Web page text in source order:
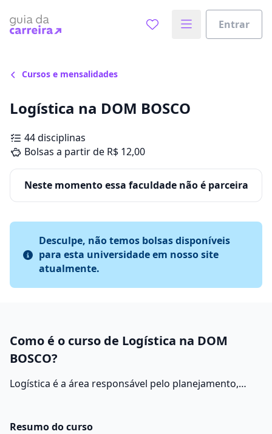
Entrar
Cursos e mensalidades
Logística na DOM BOSCO
44 disciplinas
Bolsas a partir de R$ 12,00
Neste momento essa faculdade não é parceira
Desculpe, não temos bolsas disponíveis
para esta universidade em nosso site
atualmente.
Como é o curso de Logística na DOM
BOSCO?
Logística é a área responsável pelo planejamento,
ponto de consumo, garantindo que cheguem ao lugar
Resumo do curso